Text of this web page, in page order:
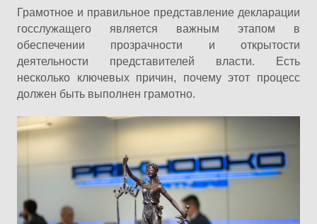
Грамотное и правильное представление декларации
госслужащего является важным этапом в
обеспечении прозрачности и открытости
деятельности представителей власти. Есть
несколько ключевых причин, почему этот процесс
должен быть выполнен грамотно.